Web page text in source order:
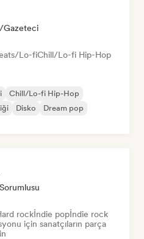
Gazeteci
Lo-fiChill/Lo-fi Hip-Hop
Chill/Lo-fi Hip-Hop
Disko
Dream pop
rockİndie popİndie rock
için sanatçıların parça